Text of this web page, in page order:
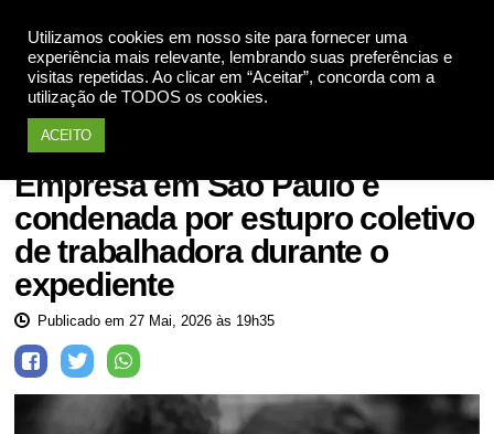
Utilizamos cookies em nosso site para fornecer uma
experiência mais relevante, lembrando suas preferências e
visitas repetidas. Ao clicar em “Aceitar”, concorda com a
utilização de TODOS os cookies.
ACEITO
Mulheres violadas
Empresa em São Paulo é
condenada por estupro coletivo
de trabalhadora durante o
expediente
Publicado em 27 Mai, 2026 às 19h35